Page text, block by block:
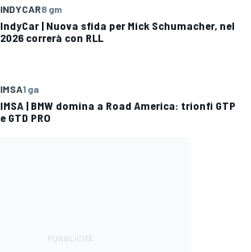
INDYCAR8 gm
IndyCar | Nuova sfida per Mick Schumacher, nel
2026 correrà con RLL
IMSA1 ga
IMSA | BMW domina a Road America: trionfi GTP
e GTD PRO